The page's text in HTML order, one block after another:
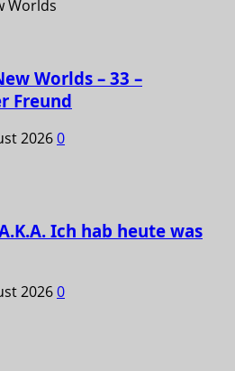
Worlds – 33 –
Freund
20260
Ich hab heute was
20260